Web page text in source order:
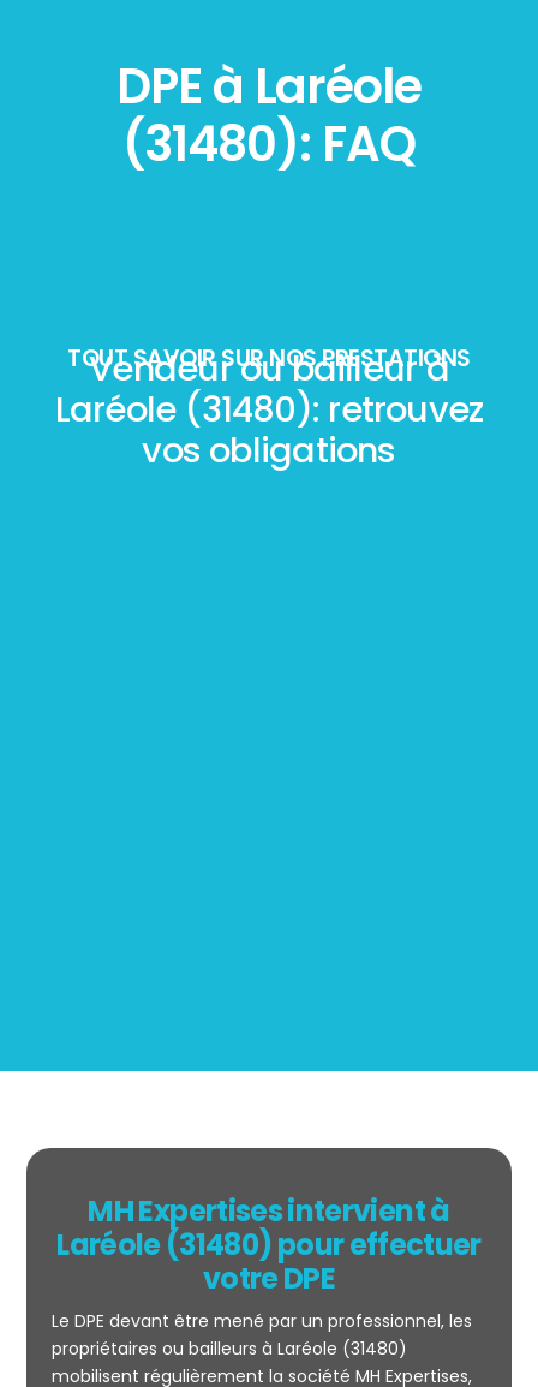
DPE à Laréole
(31480): FAQ
TOUT SAVOIR SUR NOS PRESTATIONS
Vendeur ou bailleur à
Laréole (31480): retrouvez
vos obligations
MH Expertises intervient à
Laréole (31480) pour effectuer
votre DPE
Le DPE devant être mené par un professionnel, les
propriétaires ou bailleurs à Laréole (31480)
mobilisent régulièrement la société MH Expertises,